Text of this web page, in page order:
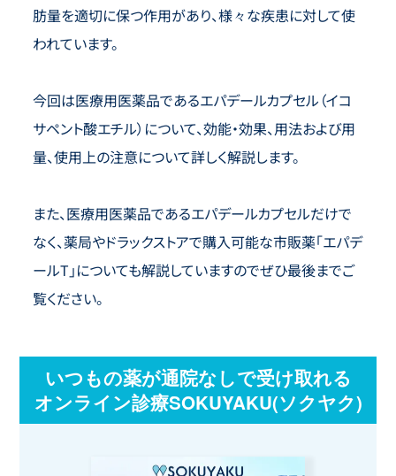
肪量を適切に保つ作用があり、様々な疾患に対して使
われています。
今回は医療用医薬品であるエパデールカプセル（イコ
サペント酸エチル）について、効能・効果、用法および用
量、使用上の注意について詳しく解説します。
また、医療用医薬品であるエパデールカプセルだけで
なく、薬局やドラックストアで購入可能な市販薬「エパデ
ールT」についても解説していますのでぜひ最後までご
覧ください。
いつもの薬が通院なしで受け取れる
オンライン診療SOKUYAKU(ソクヤク)